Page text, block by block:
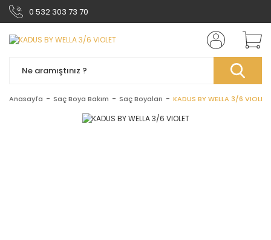
0 532 303 73 70
Anasayfa Saç Boya Bakım Saç Boyaları KADUS BY WELLA 3/6 VIOLET